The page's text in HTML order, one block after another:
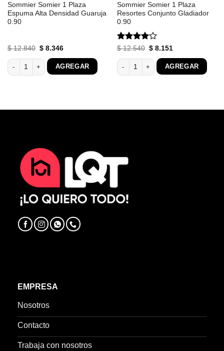
Sommier Somier 1 Plaza
Espuma Alta Densidad Guaruja
0.90
$12.840 El
original
era:
$ 12.840.
$8.346El
es:
$ 8.346.
Sommier Somier 1 Plaza Espuma Alta Densidad Guaruja 0.90 cantidad
AGREGAR
Sommier Somier 1 Plaza
Resortes Conjunto Gladiador
0.90
Valorado
5
$12.540 El
original
era:
$ 12.540.
$8.151El
es:
$ 8.151.
Sommier Somier 1 Plaza Resortes
AGREGAR
Dormitorio Negro 158 cantidad
EMPRESA
Nosotros
Contacto
Trabaja con nosotros